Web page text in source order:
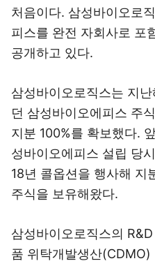
처음이다. 삼성바이오로
피스를 완전 자회사로 포
공개하고 있다.
삼성바이오로직스는 지
던 삼성바이오에피스 주
지분 100%를 확보했다.
성바이오에피스 설립 당
18년 콜옵션을 행사해 지
주식을 보유해왔다.
삼성바이오로직스의
품 위탁개발생산(CDMO)